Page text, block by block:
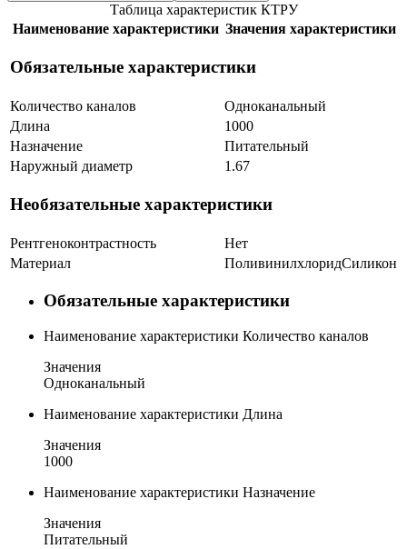
Таблица характеристик КТРУ
Наименование характеристики Значения характеристики
Обязательные характеристики
Количество каналов
Одноканальный
Длина
1000
Назначение
Питательный
Наружный диаметр
1.67
Необязательные характеристики
Рентгеноконтрастность
Нет
Материал
ПоливинилхлоридСиликон
Обязательные характеристики
Наименование характеристики Количество каналов
Значения
Одноканальный
Наименование характеристики Длина
Значения
1000
Наименование характеристики Назначение
Значения
Питательный